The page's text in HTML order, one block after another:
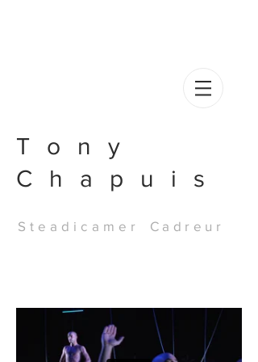
Tony
Chapuis
Steadicamer Cadreur